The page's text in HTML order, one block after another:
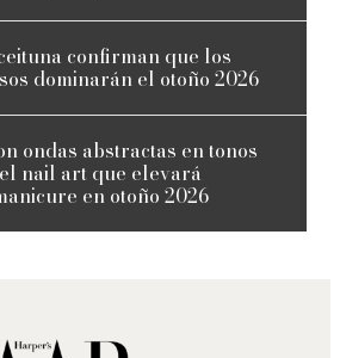
confirman que los
dominarán el otoño 2026
ondas abstractas en tonos
nail art que elevará
en otoño 2026